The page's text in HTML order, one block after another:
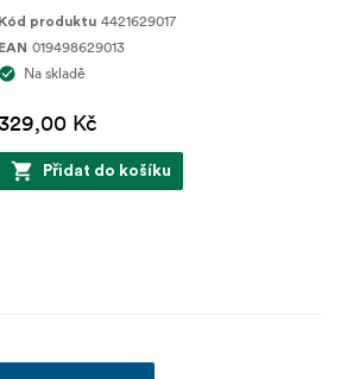
Kód produktu 4421629017
EAN 019498629013
Na skladě
329,00 Kč
Přidat do košíku